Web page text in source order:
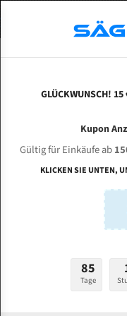
KESMAK KMY
Bi-
ABOUTS
ENGLISH
Bi-Metall Meterware
Fleischerei Bandsägeblätter
Bandmesser Glatt Meterware
Konvex Meterware
GLÜCKWUNSCH!
Kupon
Gültig für Einkäufe ab
KLICKEN SIE UNTEN,
85
Tage